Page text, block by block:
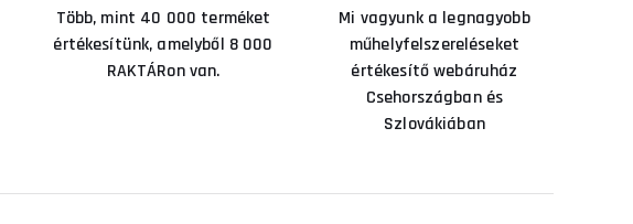
Több, mint 40 000 terméket
értékesítünk, amelyből 8 000
RAKTÁRon van.
Mi vagyunk a legnagyobb
műhelyfelszereléseket
értékesítő webáruház
Csehországban és
Szlovákiában